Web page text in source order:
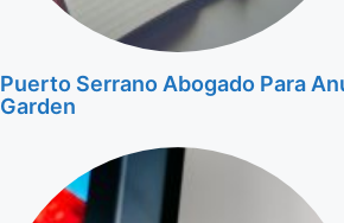
Puerto Serrano Abogado Para
Garden